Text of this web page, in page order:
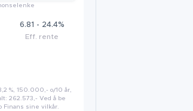
6.81 - 24.4%
Eff. rente
%, 150.000,- o/10 år,
262.573,- Ved å be
Finans sine vilkår.